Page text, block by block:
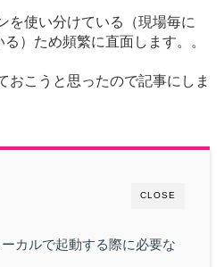
を使い分けている（現場毎に
）ため頻繁に直面します。。
おこうと思ったので記事にしま
CLOSE
カルで起動する際に必要な